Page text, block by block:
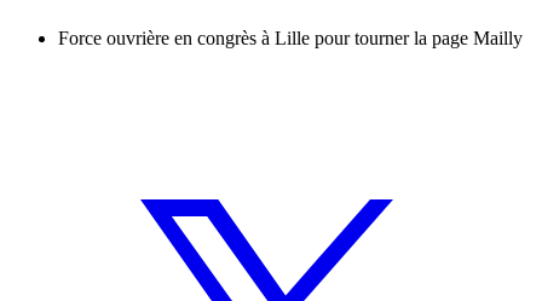
Force ouvrière en congrès à Lille pour tourner la page Mailly